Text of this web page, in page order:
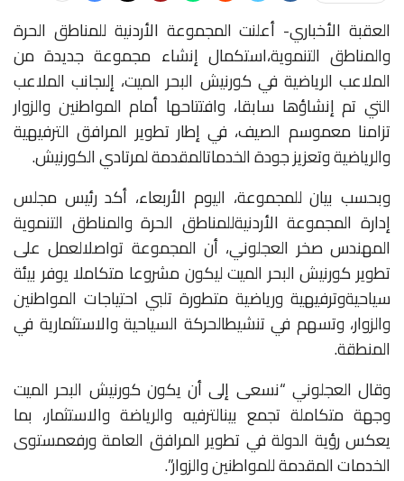
العقبة الأخباري- أعلنت المجموعة الأردنية للمناطق الحرة
والمناطق التنموية،استكمال إنشاء مجموعة جديدة من
الملاعب الرياضية في كورنيش البحر الميت، إلىجانب الملاعب
التي تم إنشاؤها سابقا، وافتتاحها أمام المواطنين والزوار
تزامنا معموسم الصيف، في إطار تطوير المرافق الترفيهية
والرياضيةوتعزيزجودةالخدماتالمقدمةلمرتاديالكورنيش.
وبحسب بيان للمجموعة، اليوم الأربعاء، أكد رئيس مجلس
إدارة المجموعة الأردنيةللمناطق الحرة والمناطق التنموية
المهندس صخر العجلوني، أن المجموعة تواصلالعمل على
تطويركورنيشالبحر الميتليكونمشروعا متكاملايوفر بيئة
سياحيةوترفيهية ورياضية متطورة تلبي احتياجات المواطنين
والزوار، وتسهم فيتنشيطالحركة السياحيةوالاستثمارية في
المنطقة.
وقال العجلوني “نسعى إلى أن يكون كورنيش البحر الميت
وجهة متكاملة تجمع بينالترفيه والرياضة والاستثمار، بما
يعكسرؤية الدولةفي تطوير المرافق العامةورفعمستوى
الخدماتالمقدمةللمواطنينوالزوار”.